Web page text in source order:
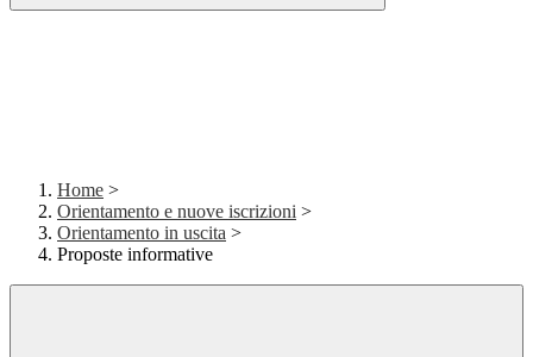
Home >
Orientamento e nuove iscrizioni >
Orientamento in uscita >
Proposte informative